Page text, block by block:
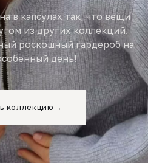
в капсулах так, что вещи
из других коллекций.
роскошный гардероб на
день!
коллекцию →